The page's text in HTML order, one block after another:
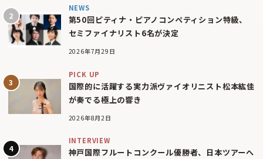
NEWS
第50回ピティナ・ピアノコンペティション特級、
セミファイナリスト6名が決定
2026年7月29日
PICK UP
国際的に活躍する実力派ヴァイオリニスト松本紘佳
が奏でる極上の響き
2026年8月2日
INTERVIEW
神戸国際フルートコンクール優勝者、日本ツアーへ